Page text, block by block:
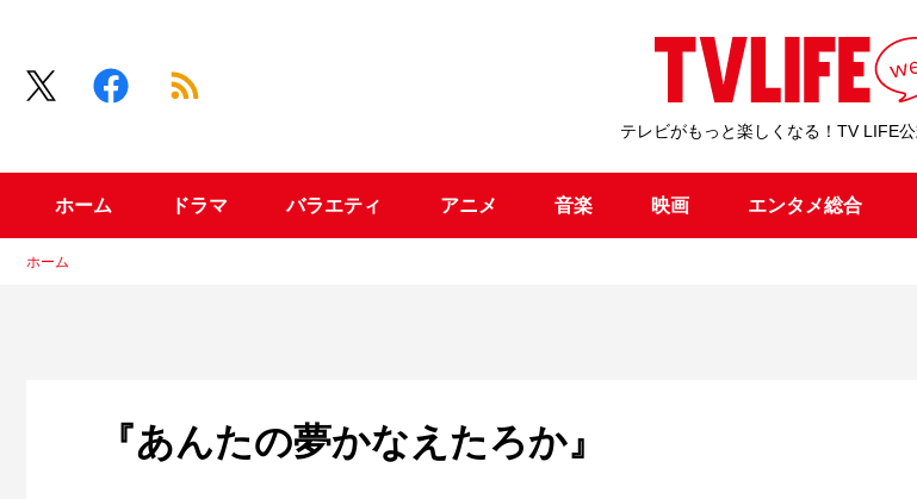
テレビがもっと楽しくなる！TV LIFE
ホーム ドラマ バラエティ アニメ 音楽 映画 エンタメ総合
ホーム
『あんたの夢かなえたろか』